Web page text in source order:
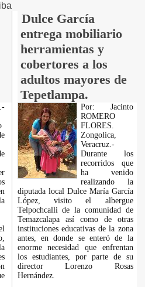
Dulce García
entrega mobiliario
herramientas y
cobertores a los
adultos mayores de
Tepetlampa.
Por: Jacinto
ROMERO
FLORES.
Zongolica,
Veracruz.-
Durante los
recorridos que
ha venido
realizando la
diputada local Dulce María García
López, visito el albergue
Telpochcalli de la comunidad de
Temazcalapa así como de otras
instituciones educativas de la zona
antes, en donde se enteró de la
enorme necesidad que enfrentan
los estudiantes, por parte de su
director Lorenzo Rosas
Hernández.